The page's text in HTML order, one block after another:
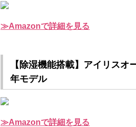
Amazonで詳細を見る
【除湿機能搭載】アイリス
年モデル
Amazonで詳細を見る